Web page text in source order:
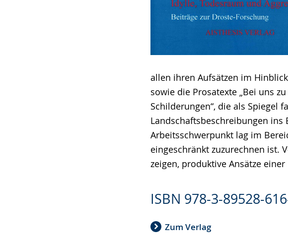
allen ihren Aufsätzen im
sowie die Prosatexte „Bei uns
Schilderungen“, die als Spiegel
Landschaftsbeschreibungen ins
Arbeitsschwerpunkt lag im
eingeschränkt zuzurechnen ist.
zeigen, produktive Ansätze
ISBN 978-3-89528-
Zum Verlag